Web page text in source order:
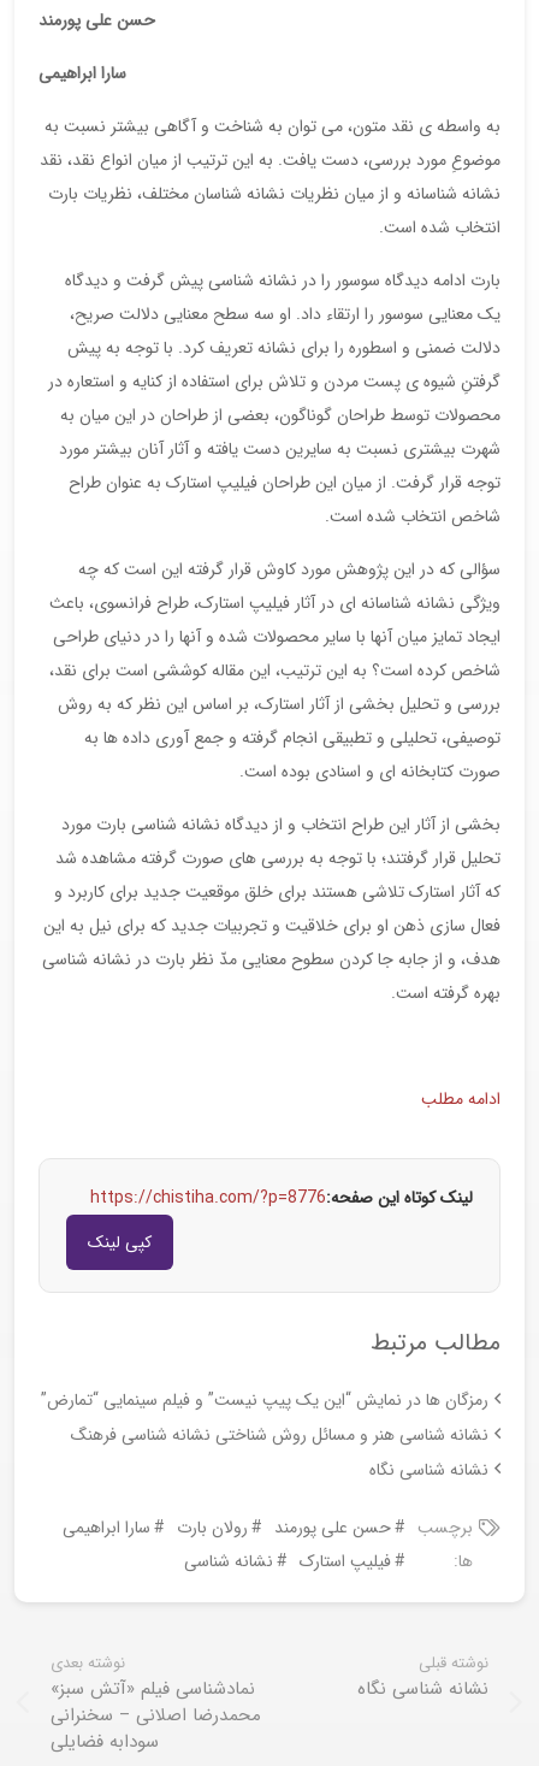
حسن علی پورمند
سارا ابراهیمی
به واسطه ی نقد متون، می توان به شناخت و آگاهی بیشتر نسبت به
موضوعِ مورد بررسی، دست یافت. به این ترتیب از میان انواع نقد، نقد
نشانه شناسانه و از میان نظریات نشانه شناسان مختلف، نظریات بارت
انتخاب شده است.
بارت ادامه دیدگاه سوسور را در نشانه شناسی پیش گرفت و دیدگاه
یک معنایی سوسور را ارتقاء داد. او سه سطح معنایی دلالت صریح،
دلالت ضمنی و اسطوره را برای نشانه تعریف کرد. با توجه به پیش
گرفتنِ شیوه ی پست مردن و تلاش برای استفاده از کنایه و استعاره در
محصولات توسط طراحان گوناگون، بعضی از طراحان در این میان به
شهرت بیشتری نسبت به سایرین دست یافته و آثار آنان بیشتر مورد
توجه قرار گرفت. از میان این طراحان فیلیپ استارک به عنوان طراح
شاخص انتخاب شده است.
سؤالی که در این پژوهش مورد کاوش قرار گرفته این است که چه
ویژگی نشانه شناسانه ای در آثار فیلیپ استارک، طراح فرانسوی، باعث
ایجاد تمایز میان آنها با سایر محصولات شده و آنها را در دنیای طراحی
شاخص کرده است؟ به این ترتیب، این مقاله کوششی است برای نقد،
بررسی و تحلیل بخشی از آثار استارک، بر اساس این نظر که به روش
توصیفی، تحلیلی و تطبیقی انجام گرفته و جمع آوری داده ها به
صورت کتابخانه ای و اسنادی بوده است.
بخشی از آثار این طراح انتخاب و از دیدگاه نشانه شناسی بارت مورد
تحلیل قرار گرفتند؛ با توجه به بررسی های صورت گرفته مشاهده شد
که آثار استارک تلاشی هستند برای خلق موقعیت جدید برای کاربرد و
فعال سازی ذهن او برای خلاقیت و تجربیات جدید که برای نیل به این
هدف، و از جابه جا کردن سطوح معنایی مدّ نظر بارت در نشانه شناسی
بهره گرفته است.
ادامه مطلب
لینک کوتاه این صفحه:https://chistiha.com/?p=8776
کپی لینک
مطالب مرتبط
رمزگان ها در نمایش “این یک پیپ نیست” و فیلم سینمایی “تمارض”
نشانه شناسی هنر و مسائل روش شناختی نشانه شناسی فرهنگ
نشانه شناسی نگاه
برچسب
ها:
حسن علی پورمند رولان بارت
سارا ابراهیمی
فیلیپ استارک
نشانه شناسی
نوشته قبلی
نشانه شناسی نگاه
نوشته بعدی
نمادشناسی فیلم «آتش سبز»
محمدرضا اصلانی – سخنرانی
سودابه فضایلی